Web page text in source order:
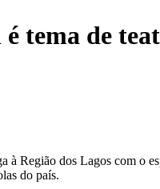
tema de
à Região dos Lagos com o
do país.